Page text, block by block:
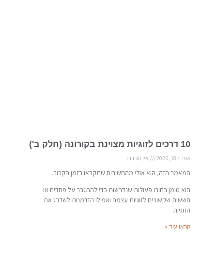
10 דרכים לזוגיות מצוינת בקורונה (חלק ב')
אפריל 18, 2026 אין תגובות
המאמר הזה, הוא אולי מהחשובים שתקראו בזמן הקרוב.
הוא טומן בחובו פעולות שנדרשות כדי להתגבר על פחדים או
חששות שקשורים לזוגיות עצמה ואפילו הזדמנות לשדרג את
הזוגיות
קראו עוד »